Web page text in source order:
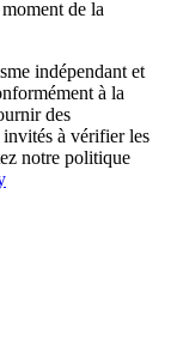
de la
indépendant et
à la
des
à vérifier les
notre politique